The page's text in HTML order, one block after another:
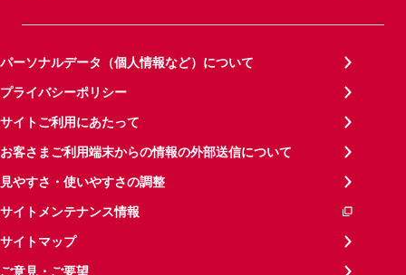
パーソナルデータ（個人情報など）について
プライバシーポリシー
サイトご利用にあたって
お客さまご利用端末からの情報の外部送信について
見やすさ・使いやすさの調整
サイトメンテナンス情報
サイトマップ
ご意見・ご要望